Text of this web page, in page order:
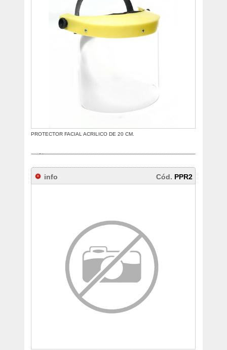
PROTECTOR FACIAL ACRILICO DE 20 CM.
info Cód. PPR2